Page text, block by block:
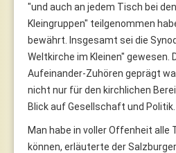
"und auch an jedem Tisch bei
Kleingruppen" teilgenommen
bewährt. Insgesamt sei die
Weltkirche im Kleinen" gewesen.
Aufeinander-Zuhören geprägt
nicht nur für den kirchlichen
Blick auf Gesellschaft und Politik.
Man habe in voller Offenheit alle
können, erläuterte der